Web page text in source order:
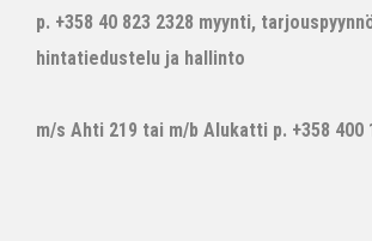
p. +358 40 823 2328 myynti,
hintatiedustelu ja hallinto
m/s Ahti 219 tai m/b Alukatti p. +358 400